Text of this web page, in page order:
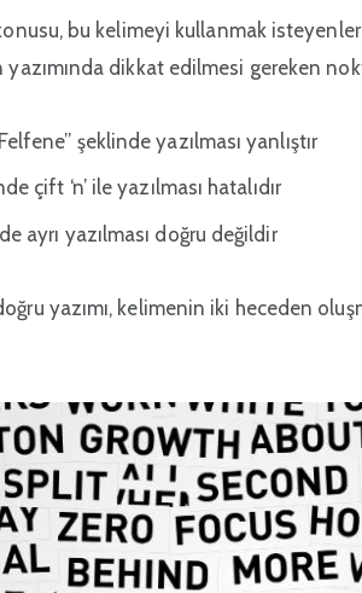
bu kelimeyi kullanmak isteyenler
dikkat edilmesi gereken
şeklinde yazılması yanlıştır
çift ‘n’ ile yazılması hatalıdır
ayrı yazılması doğru değildir
yazımı, kelimenin iki heceden